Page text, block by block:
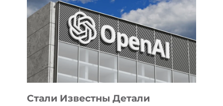
ЗАДАЧИ
ПО
РАЗВИТИЮ
ЭКОСИСТЕМЫ
ИСКУССТВЕННОГО
ИНТЕЛЛЕКТА
Стали Известны Детали